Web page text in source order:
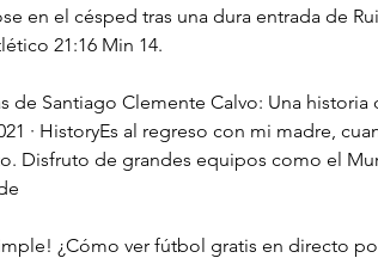
en el césped tras una dura entrada de
21:16 Min 14.
de Santiago Clemente Calvo: Una historia
· ‎HistoryEs al regreso con mi madre,
Disfruto de grandes equipos como el
¿Cómo ver fútbol gratis en directo